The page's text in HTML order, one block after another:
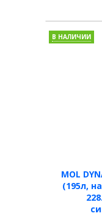
MOL
(195л,
В НАЛИЧИИ